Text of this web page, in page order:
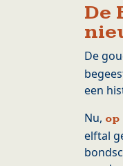
De
De
een
Nu, op
elftal